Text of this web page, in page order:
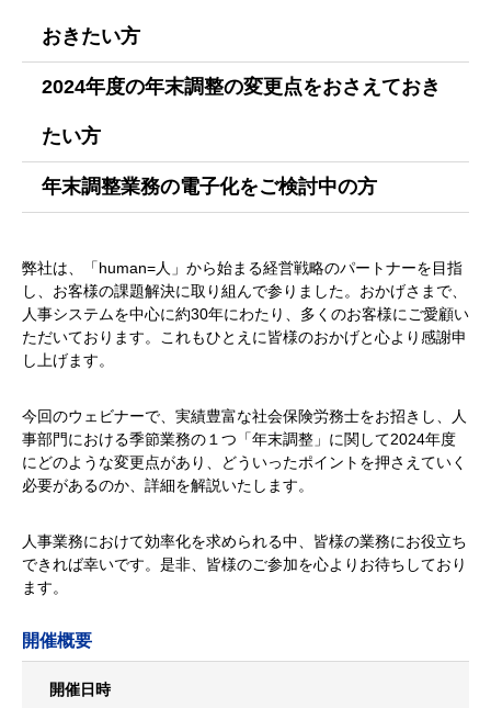
おきたい方
2024年度の年末調整の変更点をおさえておき
たい方
年末調整業務の電子化をご検討中の方
弊社は、「human=人」から始まる経営戦略のパートナーを目指
し、お客様の課題解決に取り組んで参りました。おかげさまで、
人事システムを中心に約30年にわたり、多くのお客様にご愛顧い
ただいております。これもひとえに皆様のおかげと心より感謝申
し上げます。
今回のウェビナーで、実績豊富な社会保険労務士をお招きし、人
事部門における季節業務の１つ「年末調整」に関して2024年度
にどのような変更点があり、どういったポイントを押さえていく
必要があるのか、詳細を解説いたします。
人事業務におけて効率化を求められる中、皆様の業務にお役立ち
できれば幸いです。是非、皆様のご参加を心よりお待ちしており
ます。
開催概要
開催日時